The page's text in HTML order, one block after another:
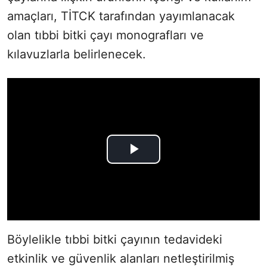
amaçları, TİTCK tarafından yayımlanacak
olan tıbbi bitki çayı monografları ve
kılavuzlarla belirlenecek.
Böylelikle tıbbi bitki çayının tedavideki
etkinlik ve güvenlik alanları netleştirilmiş